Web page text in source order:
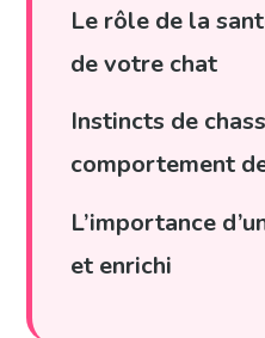
Le rôle de la
de votre chat
Instincts de
comportement
L’importance
et enrichi